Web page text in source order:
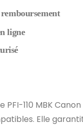
ligne
PFI-110 MBK
Elle